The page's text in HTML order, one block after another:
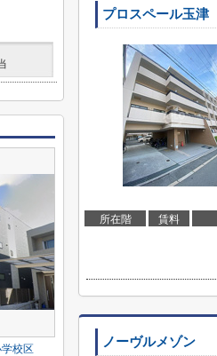
プロスペール玉津
所在階 賃料
ノーヴルメゾン
校区